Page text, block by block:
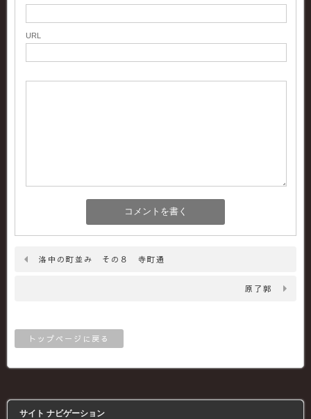
URL
洛中の町並み その８ 寺町通
原了郭
トップページに戻る
サイト ナビゲーション